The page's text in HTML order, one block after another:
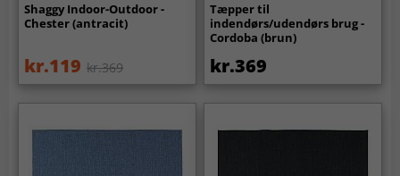
Shaggy Indoor-Outdoor -
Chester (antracit)
kr.119 kr.369
Tæpper til
indendørs/udendørs brug -
Cordoba (brun)
kr.369